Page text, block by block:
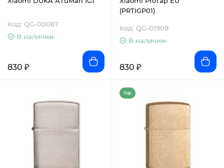
Код: QG-00067
В наличии-
830 ₽
(PRTIGP01)
Код: QG-01908
В наличии-
830 ₽
Top